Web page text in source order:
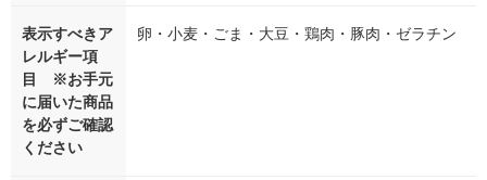
表示すべきア
レルギー項
目 ※お手元
に届いた商品
を必ずご確認
ください
卵・小麦・ごま・大豆・鶏肉・豚肉・ゼラチン